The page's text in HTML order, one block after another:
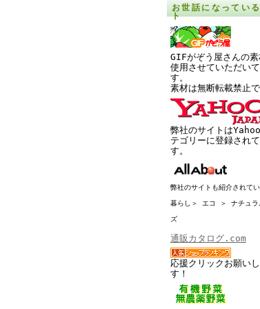
お世話になってい
ト
GIFがぞう屋さんの素
使用させていただい
す。
素材は無断転載禁止で
弊社のサイトは
テゴリーに登録され
す。
弊社のサイトも紹介されてい
暮らし＞ エコ ＞ ナチュラ
ズ
通販カタログ.com
応援クリックお願いし
す！